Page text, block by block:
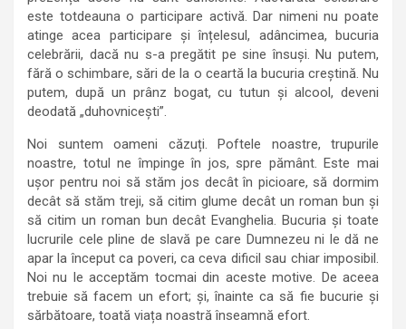
este totdeauna o participare activă. Dar nimeni nu poate
atinge acea participare și înțelesul, adâncimea, bucuria
celebrării, dacă nu s-a pregătit pe sine însuși. Nu putem,
fără o schimbare, sări de la o ceartă la bucuria creștină. Nu
putem, după un prânz bogat, cu tutun și alcool, deveni
deodată „duhovnicești”.
Noi suntem oameni căzuți. Poftele noastre, trupurile
noastre, totul ne împinge în jos, spre pământ. Este mai
ușor pentru noi să stăm jos decât în picioare, să dormim
decât să stăm treji, să citim glume decât un roman bun și
să citim un roman bun decât Evanghelia. Bucuria și toate
lucrurile cele pline de slavă pe care Dumnezeu ni le dă ne
apar la început ca poveri, ca ceva dificil sau chiar imposibil.
Noi nu le acceptăm tocmai din aceste motive. De aceea
trebuie să facem un efort; și, înainte ca să fie bucurie și
sărbătoare, toată viața noastră înseamnă efort.